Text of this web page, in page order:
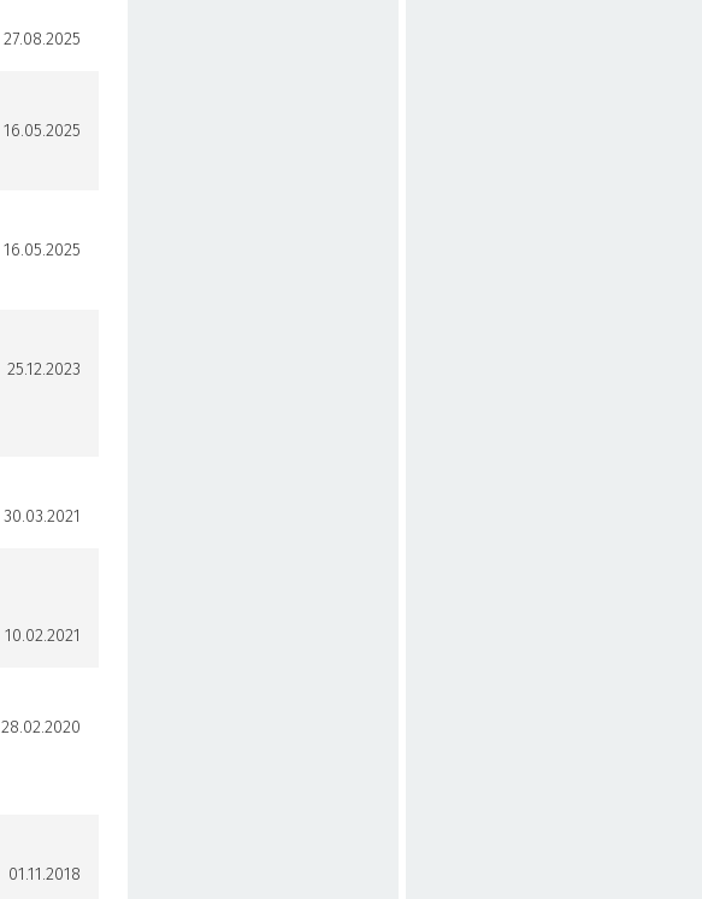
27.08.2025
16.05.2025
16.05.2025
25.12.2023
30.03.2021
10.02.2021
28.02.2020
01.11.2018